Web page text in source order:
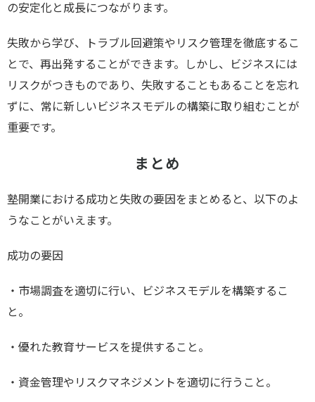
の安定化と成長につながります。
失敗から学び、トラブル回避策やリスク管理を徹底するこ
とで、再出発することができます。しかし、ビジネスには
リスクがつきものであり、失敗することもあることを忘れ
ずに、常に新しいビジネスモデルの構築に取り組むことが
重要です。
まとめ
塾開業における成功と失敗の要因をまとめると、以下のよ
うなことがいえます。
成功の要因
・市場調査を適切に行い、ビジネスモデルを構築するこ
と。
・優れた教育サービスを提供すること。
・資金管理やリスクマネジメントを適切に行うこと。